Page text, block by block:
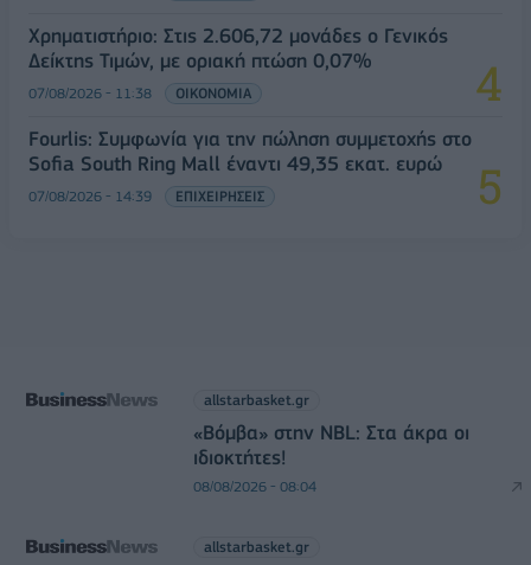
Χρηματιστήριο: Στις 2.606,72 μονάδες ο Γενικός
Δείκτης Τιμών, με οριακή πτώση 0,07%
07/08/2026 - 11:38 ΟΙΚΟΝΟΜΙΑ
Fourlis: Συμφωνία για την πώληση συμμετοχής στο
Sofia South Ring Mall έναντι 49,35 εκατ. ευρώ
07/08/2026 - 14:39 ΕΠΙΧΕΙΡΗΣΕΙΣ
allstarbasket.gr
«Βόμβα» στην NBL: Στα άκρα οι
ιδιοκτήτες!
08/08/2026 - 08:04
allstarbasket.gr